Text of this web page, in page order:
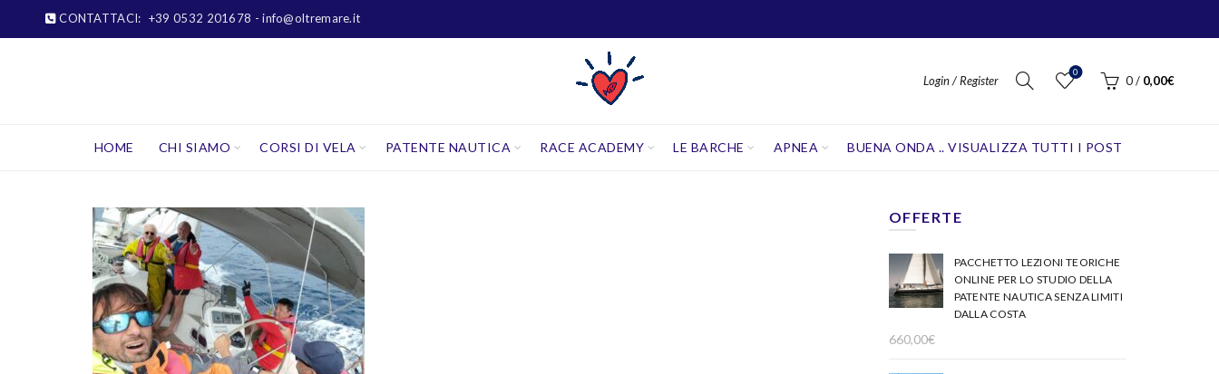
CONTATTACI: +39 0532 201678 - info@oltremare.it
Login / Register
0
0 / 0,00€
HOME CHI SIAMO CORSI DI VELA PATENTE NAUTICA RACE ACADEMY LE BARCHE APNEA BUENA ONDA .. VISUALIZZA TUTTI I POST
OFFERTE
PACCHETTO LEZIONI TEORICHE
ONLINE PER LO STUDIO DELLA
PATENTE NAUTICA SENZA LIMITI
DALLA COSTA
660,00€